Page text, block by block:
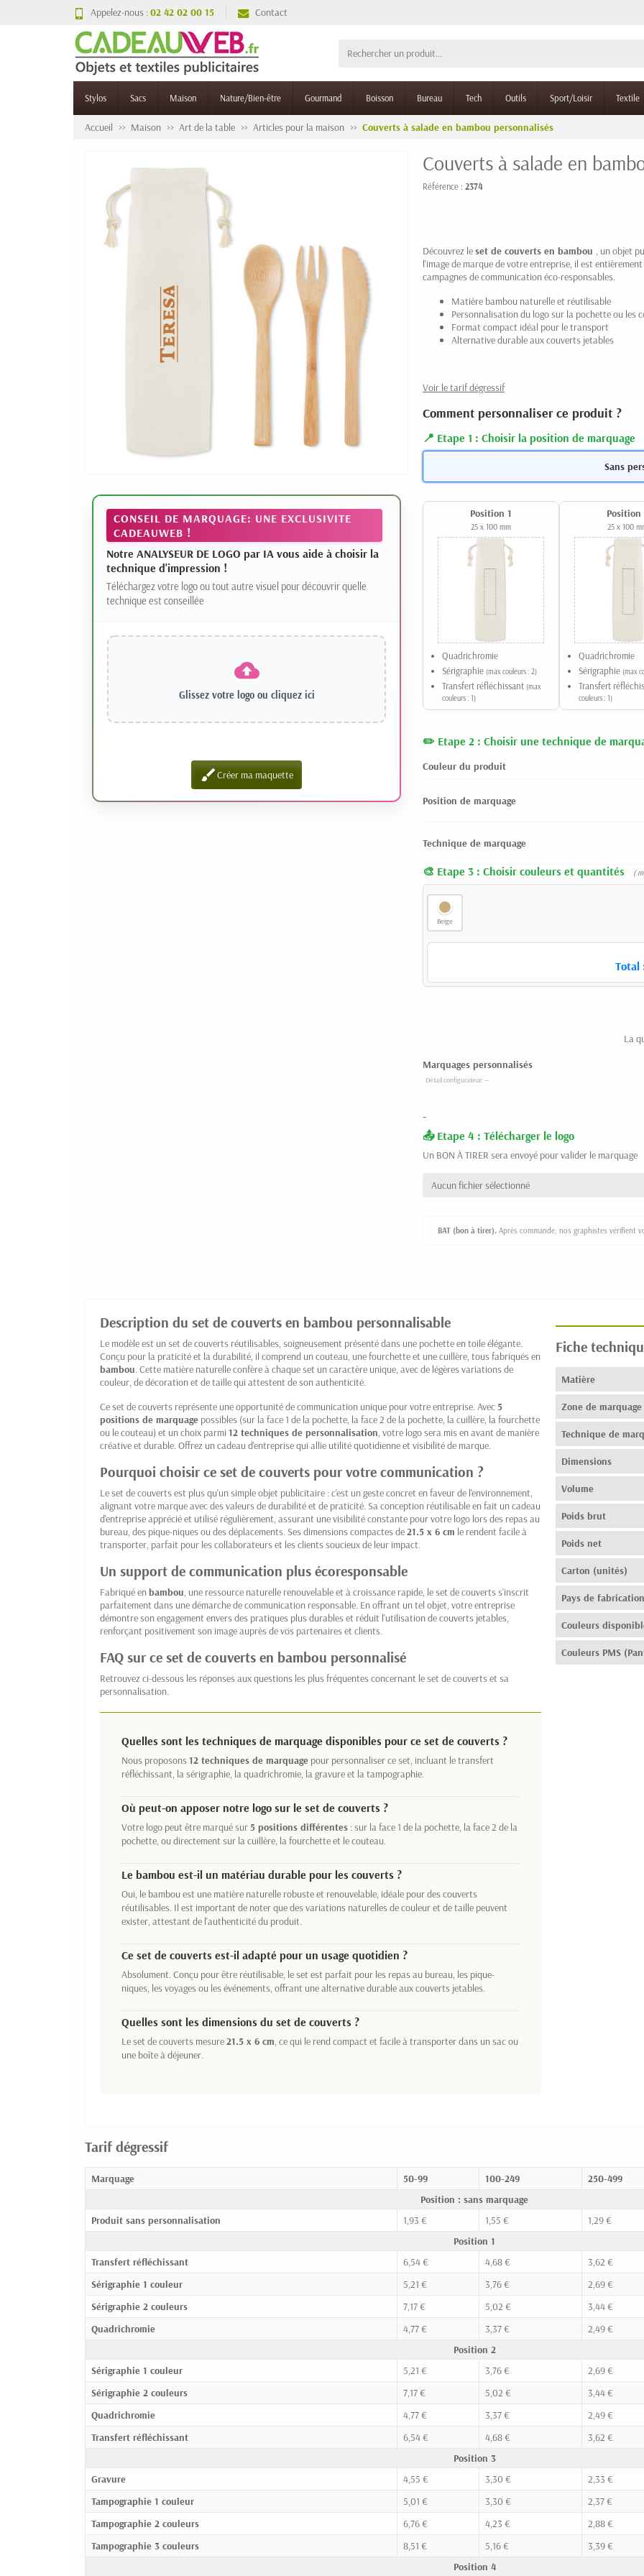
Appelez-nous :02 42 02 00 15 Contact
Stylos Sacs Maison Nature/Bien-être Gourmand Boisson Bureau Tech Outils Sport/Loisir Textile
Accueil Maison Art de la table Articles pour la maison Couverts à salade en bambou personnalisés
CONSEIL DE MARQUAGE: UNE EXCLUSIVITE
CADEAUWEB !
Notre ANALYSEUR DE LOGO par IA vous aide à choisir la
technique d'impression !
Téléchargez votre logo ou tout autre visuel pour découvrir quelle
technique est conseillée
Glissez votre logo ou cliquez ici
brushCréer ma maquette
Couverts à salade en
Référence : 2374
Découvrez leset de couverts en bambou , un objet
l'image de marque de votre entreprise, il est entièrement
campagnes de communication éco-responsables.
Matière bambou naturelle et réutilisable
Personnalisation du logo sur la pochette ou les
Format compact idéal pour le transport
Alternative durable aux couverts jetables
Voir le tarif dégressif
Comment personnaliser ce produit ?
Etape 1 : Choisir la position de marquage
Sans
Position 1
25 x 100 mm
Quadrichromie
Sérigraphie (max couleurs : 2)
Transfert réfléchissant (max
couleurs : 1)
Position
25 x 100
Quadrichromie
Sérigraphie (max
Transfert
couleurs : 1)
Etape 2 : Choisir une technique de
Couleur du produit
Position de marquage
Technique de marquage
Etape 3 : Choisir couleurs et quantités (
Beige
Total
La
Marquages personnalisés
-
Etape 4 : Télécharger le logo
Un BON À TIRER sera envoyé pour valider le marquage
Aucun fichier sélectionné
BAT (bon à tirer). Après commande, nos graphistes vérifient
Description du set de couverts en bambou personnalisable
Le modèle est un set de couverts réutilisables, soigneusement présenté dans une pochette en toile élégante.
Conçu pour la praticité et la durabilité, il comprend un couteau, une fourchette et une cuillère, tous fabriqués en
bambou. Cette matière naturelle confère à chaque set un caractère unique, avec de légères variations de
couleur, de décoration et de taille qui attestent de son authenticité.
Ce set de couverts représente une opportunité de communication unique pour votre entreprise. Avec5
positions de marquage possibles (sur la face 1 de la pochette, la face 2 de la pochette, la cuillère, la fourchette
ou le couteau) et un choix parmi 12 techniques de personnalisation, votre logo sera mis en avant de manière
créative et durable. Offrez un cadeau d'entreprise qui allie utilité quotidienne et visibilité de marque.
Pourquoi choisir ce set de couverts pour votre communication ?
Le set de couverts est plus qu'un simple objet publicitaire : c'est un geste concret en faveur de l'environnement,
alignant votre marque avec des valeurs de durabilité et de praticité. Sa conception réutilisable en fait un cadeau
d'entreprise apprécié et utilisé régulièrement, assurant une visibilité constante pour votre logo lors des repas au
bureau, des pique-niques ou des déplacements. Ses dimensions compactes de21.5 x 6 cm le rendent facile à
transporter, parfait pour les collaborateurs et les clients soucieux de leur impact.
Un support de communication plus écoresponsable
Fabriqué enbambou, une ressource naturelle renouvelable et à croissance rapide, le set de couverts s'inscrit
parfaitement dans une démarche de communication responsable. En offrant un tel objet, votre entreprise
démontre son engagement envers des pratiques plus durables et réduit l'utilisation de couverts jetables,
renforçant positivement son image auprès de vos partenaires et clients.
FAQ sur ce set de couverts en bambou personnalisé
Retrouvez ci-dessous les réponses aux questions les plus fréquentes concernant le set de couverts et sa
personnalisation.
Quelles sont les techniques de marquage disponibles pour ce set de couverts ?
Nous proposons12 techniques de marquage pour personnaliser ce set, incluant le transfert
réfléchissant, la sérigraphie, la quadrichromie, la gravure et la tampographie.
Où peut-on apposer notre logo sur le set de couverts ?
Votre logo peut être marqué sur5 positions différentes : sur la face 1 de la pochette, la face 2 de la
pochette, ou directement sur la cuillère, la fourchette et le couteau.
Le bambou est-il un matériau durable pour les couverts ?
Oui, le bambou est une matière naturelle robuste et renouvelable, idéale pour des couverts
réutilisables. Il est important de noter que des variations naturelles de couleur et de taille peuvent
exister, attestant de l'authenticité du produit.
Ce set de couverts est-il adapté pour un usage quotidien ?
Absolument. Conçu pour être réutilisable, le set est parfait pour les repas au bureau, les pique-
niques, les voyages ou les événements, offrant une alternative durable aux couverts jetables.
Quelles sont les dimensions du set de couverts ?
Le set de couverts mesure21.5 x 6 cm, ce qui le rend compact et facile à transporter dans un sac ou
une boîte à déjeuner.
Fiche
Matière
Zone de marquage
Technique de
Dimensions
Volume
Poids brut
Poids net
Carton (unités)
Pays de fabrication
Couleurs
Couleurs PMS
Tarif dégressif
Marquage 50-99 100-249 250-499
Position : sans marquage
Produit sans personnalisation
1,93 € 1,55 € 1,29 €
Position 1
Transfert réfléchissant
6,54 € 4,68 € 3,62 €
Sérigraphie 1 couleur
5,21 € 3,76 € 2,69 €
Sérigraphie 2 couleurs
7,17 € 5,02 € 3,44 €
Quadrichromie
4,77 € 3,37 € 2,49 €
Position 2
Sérigraphie 1 couleur
5,21 € 3,76 € 2,69 €
Sérigraphie 2 couleurs
7,17 € 5,02 € 3,44 €
Quadrichromie
4,77 € 3,37 € 2,49 €
Transfert réfléchissant
6,54 € 4,68 € 3,62 €
Position 3
Gravure
4,55 € 3,30 € 2,33 €
Tampographie 1 couleur
5,01 € 3,30 € 2,37 €
Tampographie 2 couleurs
6,76 € 4,23 € 2,88 €
Tampographie 3 couleurs
8,51 € 5,16 € 3,39 €
Position 4